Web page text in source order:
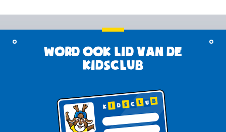
Word ook lid van de
KidsClub